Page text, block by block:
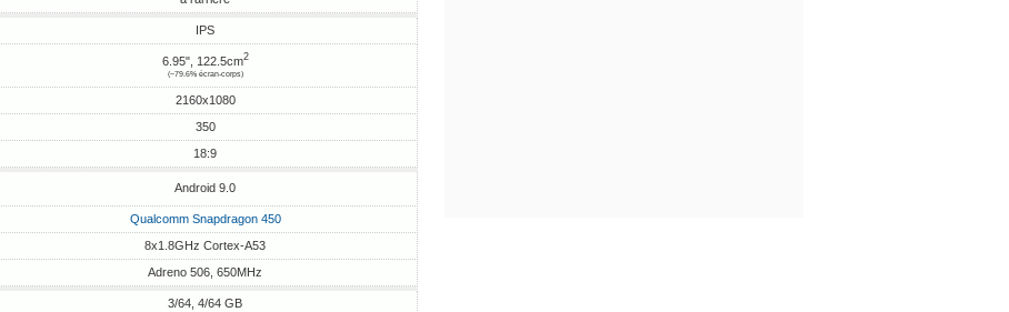
IPS
6.95", 122.5cm2
(~79.6% écran-corps)
2160x1080
350
18:9
Android 9.0
Qualcomm Snapdragon 450
8x1.8GHz Cortex-A53
Adreno 506, 650MHz
3/64, 4/64 GB